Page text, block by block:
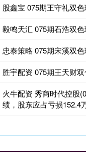
股鑫宝 075期王守礼双
毅鸣天汇 075期石浩双
忠泰策略 075期宋溪双
胜宇配资 075期王天财
火牛配资 秀商时代控股
绩，股东应占亏损152.4